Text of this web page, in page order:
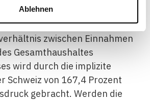
Ablehnender stärksten
Hier wird in Zukunft ein
zwischen Einnahmen
Gesamthaushaltes
wird durch die implizite
Schweiz von 167,4 Prozent
gebracht. Werden die